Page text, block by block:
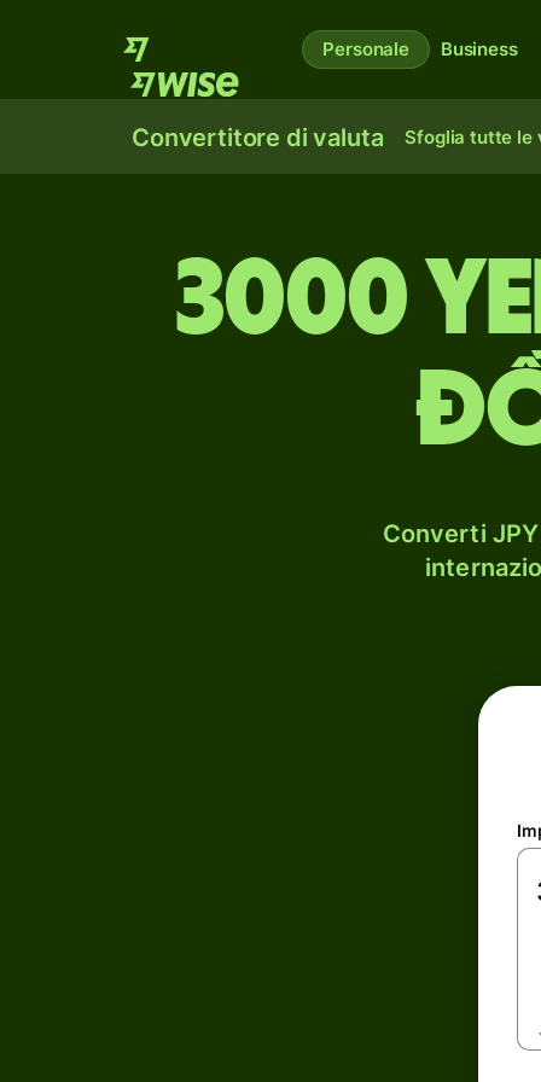
Personale Business
Convertitore di valuta Sfoglia tutte le
3000
Converti